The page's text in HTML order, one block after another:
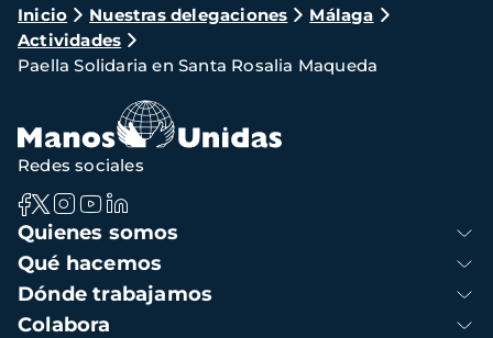
Ruta
de
navegación
Inicio Nuestras delegaciones
Málaga
Actividades
Paella Solidaria en Santa Rosalia Maqueda
Navegación
principal
Quienes somos
Qué hacemos
Dónde trabajamos
Colabora
Redes sociales